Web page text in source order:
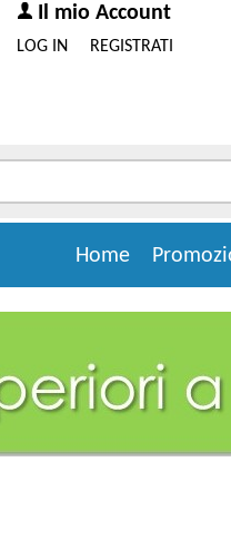
Il mio Account
REGISTRATI
LOG IN
Home